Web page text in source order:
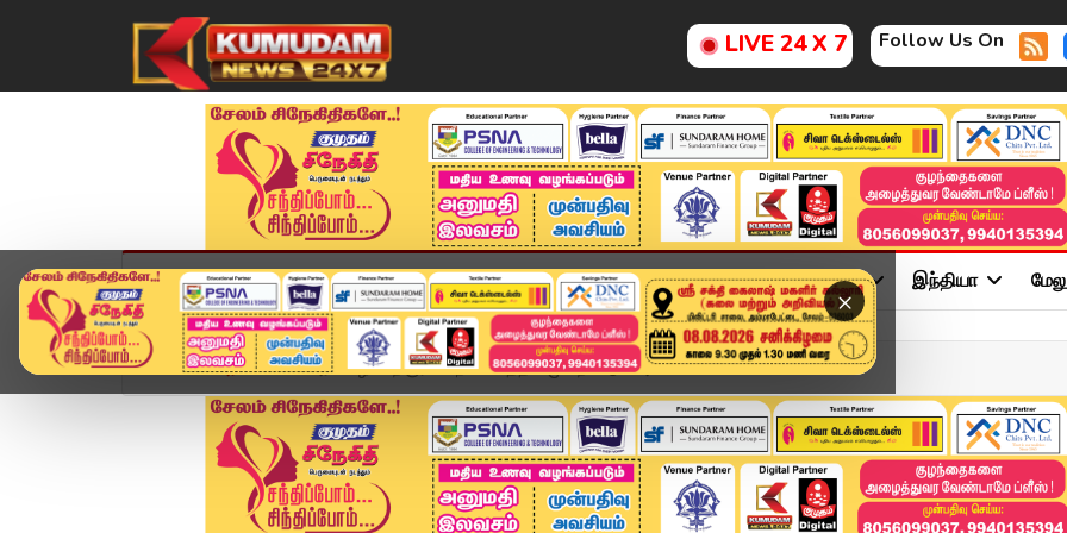
LIVE 24 X 7 Follow Us On
×
முகப்பு விளையாட்டு அண்மை தமிழ்நாடு சினிமா அரசியல் விளையாட்டு இந்தியா
Home அரசியல் அரசு வழக்கறிஞர்கள் நியமனத்தில் முறைகேடு? அமைச்ச...